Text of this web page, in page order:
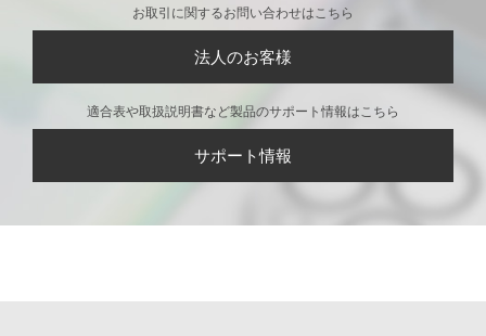
お取引に関するお問い合わせはこちら
法人のお客様
適合表や取扱説明書など製品のサポート情報はこちら
サポート情報